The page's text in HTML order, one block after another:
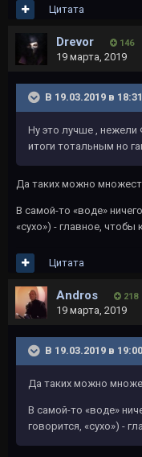
Цитата
Drevor 146
19 марта, 2019
В 19.03.2019 в
Ну это лучше , нежели
итоги тотальным но
Да таких можно
В самой-то «воде»
«сухо») - главное,
Цитата
Andros 218
19 марта, 2019
В 19.03.2019 в
Да таких можно
В самой-то «воде»
говорится, «сухо») -